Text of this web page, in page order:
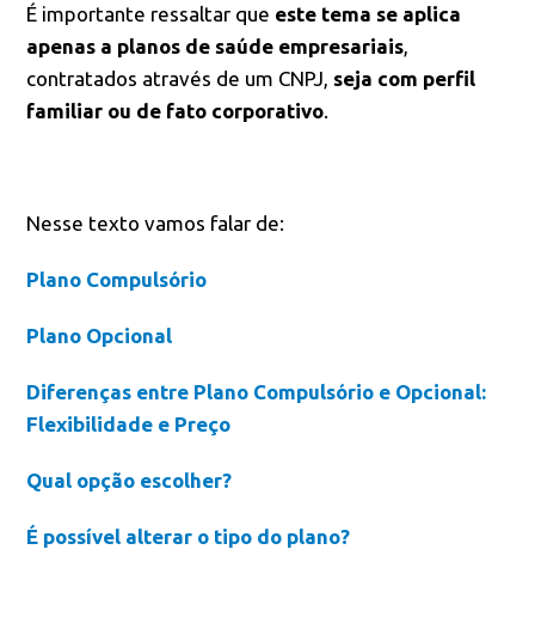
É importante ressaltar que este tema se aplica
apenas a planos de saúde empresariais
contratados através de um CNPJ, seja com perfil
familiar ou de fato corporativo
Nesse texto vamos falar de:
Plano Compulsório
Plano Opcional
Diferenças entre Plano Compulsório e Opcional:
Flexibilidade e Preço
Qual opção escolher?
É possível alterar o tipo do plano?